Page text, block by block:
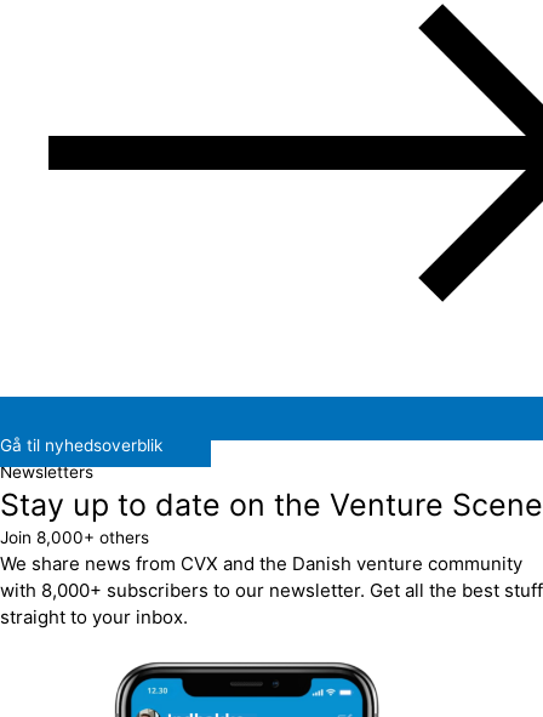
Gå til nyhedsoverblik
Newsletters
Stay up to date on the Venture Scene
Join 8,000+ others
We share news from CVX and the Danish venture community
with 8,000+ subscribers to our newsletter. Get all the best stuff
straight to your inbox.